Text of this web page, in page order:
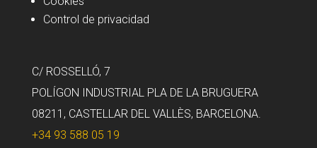
Control de privacidad
C/ ROSSELLÓ, 7
POLÍGON INDUSTRIAL PLA DE LA BRUGUERA
08211, CASTELLAR DEL VALLÈS, BARCELONA.
+34 93 588 05 19